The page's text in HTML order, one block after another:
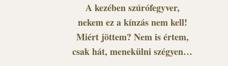
A kezében szúrófegyver,
nekem ez a kínzás nem kell!
Miért jöttem? Nem is értem,
csak hát, menekülni szégyen…